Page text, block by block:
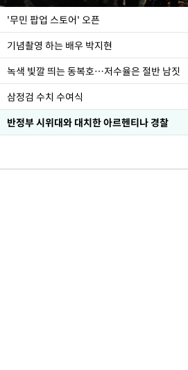
'무민 팝업 스토어' 오픈
기념촬영 하는 배우 박지현
녹색 빛깔 띄는 동복호…저수율은 절반 남짓
삼정검 수치 수여식
반정부 시위대와 대치한 아르헨티나 경찰